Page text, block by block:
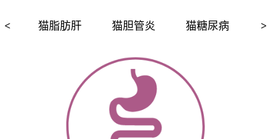
< >
猫脂肪肝 猫胆管炎 猫糖尿病